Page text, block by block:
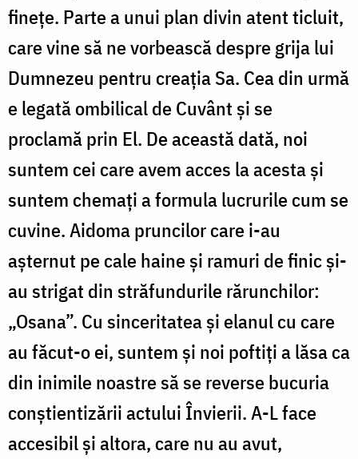
finețe. Parte a unui plan divin atent ticluit,
care vine să ne vorbească despre grija lui
Dumnezeu pentru creația Sa. Cea din urmă
e legată ombilical de Cuvânt și se
proclamă prin El. De această dată, noi
suntem cei care avem acces la acesta și
suntem chemați a formula lucrurile cum se
cuvine. Aidoma pruncilor care i-au
așternut pe cale haine și ramuri de finic și-
au strigat din străfundurile rărunchilor:
„Osana”. Cu sinceritatea și elanul cu care
au făcut-o ei, suntem și noi poftiți a lăsa ca
din inimile noastre să se reverse bucuria
conștientizării actului Învierii. A-L face
accesibil și altora, care nu au avut,